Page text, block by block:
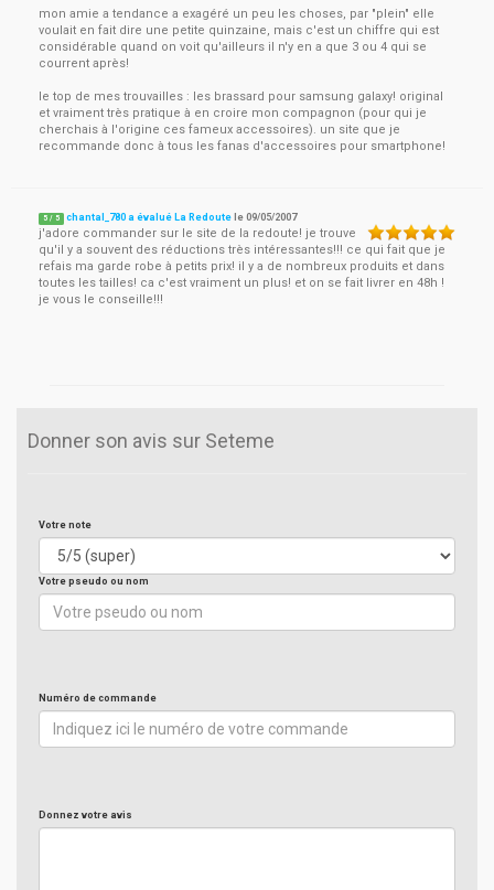
mon amie a tendance a exagéré un peu les choses, par "plein" elle
voulait en fait dire une petite quinzaine, mais c'est un chiffre qui est
considérable quand on voit qu'ailleurs il n'y en a que 3 ou 4 qui se
courrent après!
le top de mes trouvailles : les brassard pour samsung galaxy! original
et vraiment très pratique à en croire mon compagnon (pour qui je
cherchais à l'origine ces fameux accessoires). un site que je
recommande donc à tous les fanas d'accessoires pour smartphone!
5 / 5 chantal_780 a évalué La Redoute le09/05/2007
j'adore commander sur le site de la redoute! je trouve
qu'il y a souvent des réductions très intéressantes!!! ce qui fait que je
refais ma garde robe à petits prix! il y a de nombreux produits et dans
toutes les tailles! ca c'est vraiment un plus! et on se fait livrer en 48h !
je vous le conseille!!!
Donner son avis sur Seteme
Votre note
Votre pseudo ou nom
Numéro de commande
Donnez votre avis